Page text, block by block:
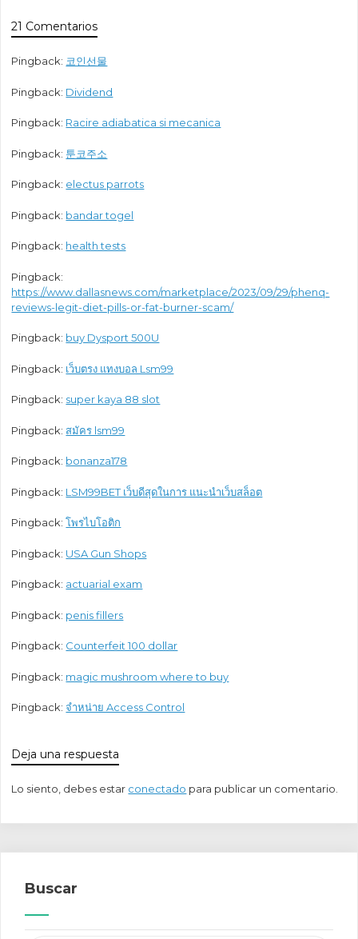
21 Comentarios
Pingback: 코인선물
Pingback: Dividend
Pingback: Racire adiabatica si mecanica
Pingback: 툰코주소
Pingback: electus parrots
Pingback: bandar togel
Pingback: health tests
Pingback:
https://www.dallasnews.com/marketplace/2023/09/29/phenq-
reviews-legit-diet-pills-or-fat-burner-scam/
Pingback: buy Dysport 500U
Pingback: เว็บตรง แทงบอล Lsm99
Pingback: super kaya 88 slot
Pingback: สมัคร lsm99
Pingback: bonanza178
Pingback: LSM99BET เว็บดีสุดในการ แนะนําเว็บสล็อต
Pingback:โพรไบโอติก
Pingback: USA Gun Shops
Pingback: actuarial exam
Pingback: penis fillers
Pingback: Counterfeit 100 dollar
Pingback: magic mushroom where to buy​
Pingback:จำหน่าย Access Control
Deja una respuesta
Lo siento, debes estar conectado para publicar un comentario.
Buscar